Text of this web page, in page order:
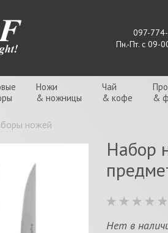
097-
Пн.-Пт. с 09-
Ножи
& ножницы
Чай
& кофе
&
ножей
Набор
Нет в